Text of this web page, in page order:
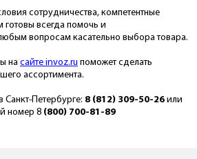
сотрудничества, компетентные
всегда помочь и
вопросам касательно выбора товара.
на сайте invoz.ru поможет сделать
ассортимента.
Санкт-Петербурге: 8 (812) 309-50-26 или
номер 8 (800) 700-81-89